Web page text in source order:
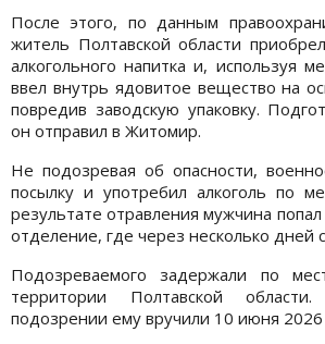
После этого, по данным
житель Полтавской области
алкогольного напитка и, используя
ввел внутрь ядовитое вещество на
повредив заводскую упаковку.
он отправил в Житомир.
Не подозревая об опасности,
посылку и употребил алкоголь по
результате отравления мужчина
отделение, где через несколько дней
Подозреваемого задержали по
территории Полтавской
подозрении ему вручили 10 июня 2026